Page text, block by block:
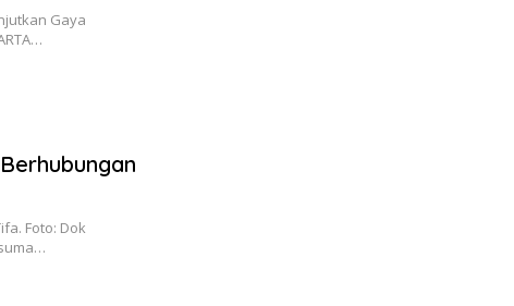
Gaya
Foto: Dok